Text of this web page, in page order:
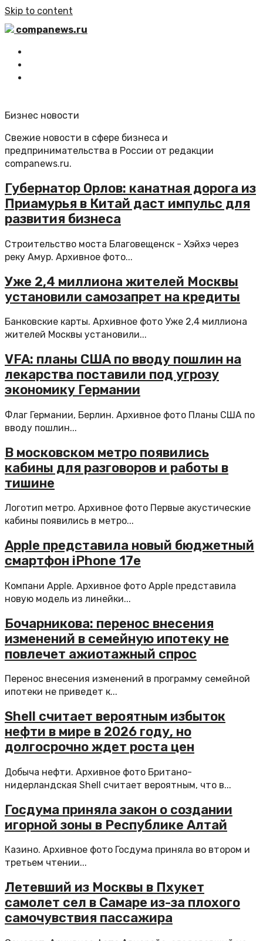
Skip to content
companews.ru
Бизнес новости
Свежие новости в сфере бизнеса и
предпринимательства в России от редакции
companews.ru.
Губернатор Орлов: канатная дорога из
Приамурья в Китай даст импульс для
развития бизнеса
Строительство моста Благовещенск - Хэйхэ через
реку Амур. Архивное фото...
Уже 2,4 миллиона жителей Москвы
установили самозапрет на кредиты
Банковские карты. Архивное фото Уже 2,4 миллиона
жителей Москвы установили...
VFA: планы США по вводу пошлин на
лекарства поставили под угрозу
экономику Германии
Флаг Германии, Берлин. Архивное фото Планы США по
вводу пошлин...
В московском метро появились
кабины для разговоров и работы в
тишине
Логотип метро. Архивное фото Первые акустические
кабины появились в метро...
Apple представила новый бюджетный
смартфон iPhone 17e
Компани Apple. Архивное фото Apple представила
новую модель из линейки...
Бочарникова: перенос внесения
изменений в семейную ипотеку не
повлечет ажиотажный спрос
Перенос внесения изменений в программу семейной
ипотеки не приведет к...
Shell считает вероятным избыток
нефти в мире в 2026 году, но
долгосрочно ждет роста цен
Добыча нефти. Архивное фото Британо-
нидерландская Shell считает вероятным, что в...
Госдума приняла закон о создании
игорной зоны в Республике Алтай
Казино. Архивное фото Госдума приняла во втором и
третьем чтении...
Летевший из Москвы в Пхукет
самолет сел в Самаре из-за плохого
самочувствия пассажира